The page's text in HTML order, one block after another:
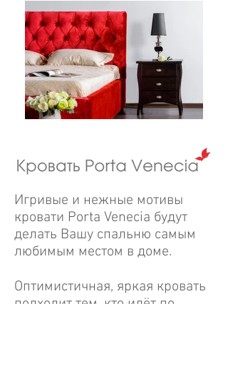
Кровать Porta Venecia от
Catarina Ricci
Игривые и нежные мотивы
кровати Porta Venecia будут
делать Вашу спальню самым
любимым местом в доме.
Оптимистичная, яркая кровать
подходит тем, кто идёт по